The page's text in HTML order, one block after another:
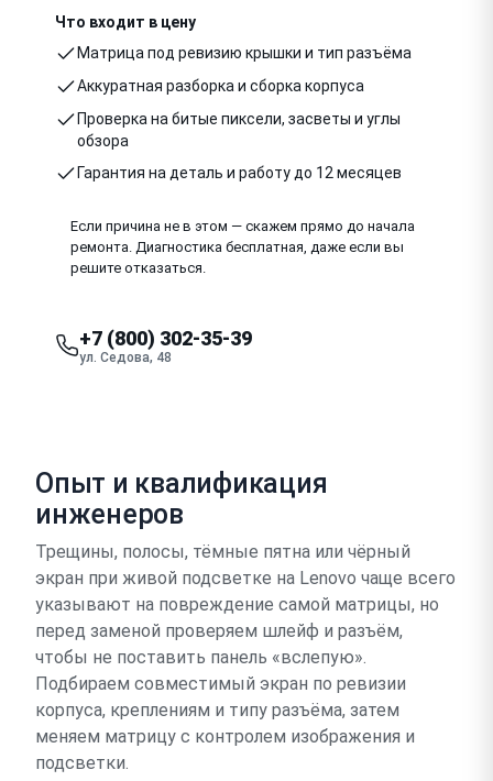
Что входит в цену
Матрица под ревизию крышки и тип разъёма
Аккуратная разборка и сборка корпуса
Проверка на битые пиксели, засветы и углы
обзора
Гарантия на деталь и работу до 12 месяцев
Если причина не в этом — скажем прямо до начала
ремонта. Диагностика бесплатная, даже если вы
решите отказаться.
+7 (800) 302-35-39
ул. Седова, 48
Опыт и квалификация
инженеров
Трещины, полосы, тёмные пятна или чёрный
экран при живой подсветке на Lenovo чаще всего
указывают на повреждение самой матрицы, но
перед заменой проверяем шлейф и разъём,
чтобы не поставить панель «вслепую».
Подбираем совместимый экран по ревизии
корпуса, креплениям и типу разъёма, затем
меняем матрицу с контролем изображения и
подсветки.